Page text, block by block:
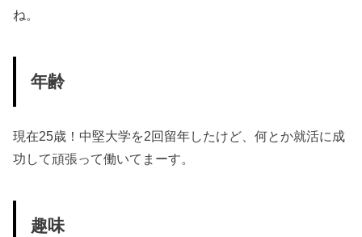
ね。
年齢
現在25歳！中堅大学を2回留年したけど、何とか就活に成
功して頑張って働いてまーす。
趣味